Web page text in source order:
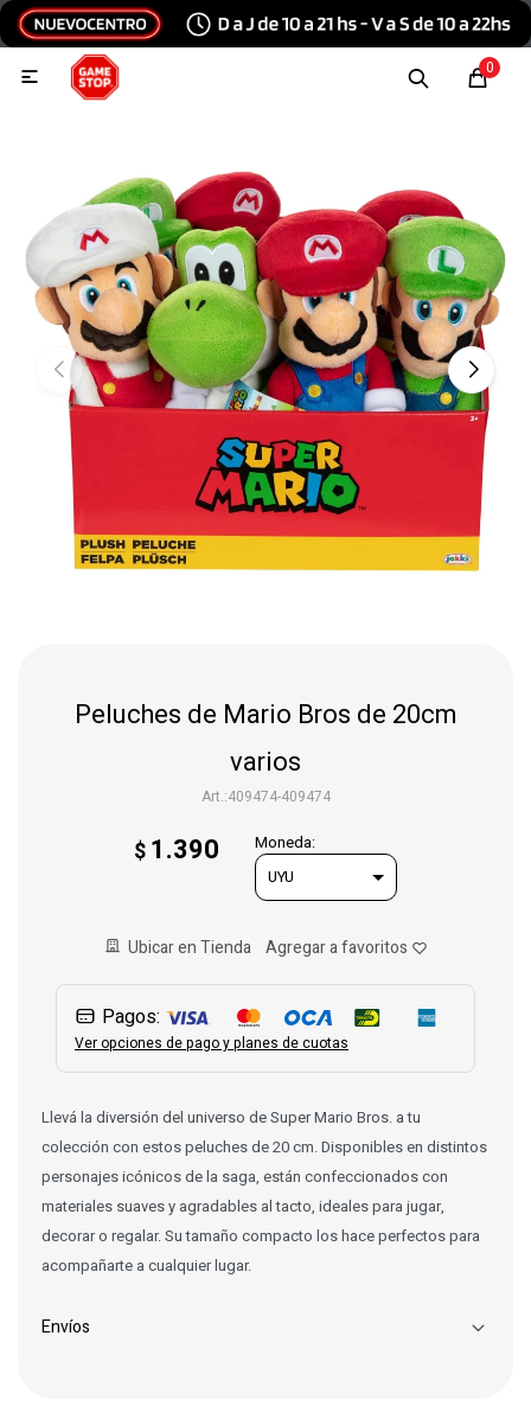
0

Peluches de Mario Bros de 20cm
varios
409474-409474
$ 1.390 Moneda:
Ubicar en Tienda
Pagos:
Ver opciones de pago y planes de cuotas
Llevá la diversión del universo de Super Mario Bros. a tu
colección con estos peluches de 20 cm. Disponibles en distintos
personajes icónicos de la saga, están confeccionados con
materiales suaves y agradables al tacto, ideales para jugar,
decorar o regalar. Su tamaño compacto los hace perfectos para
acompañarte a cualquier lugar.
Envíos
Tecnología e Informática
Audio y video
Conexiones
Consolas y videojuegos
Gaming
Juguetes